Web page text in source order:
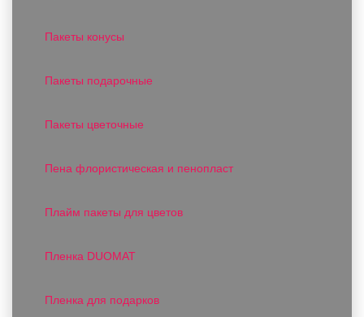
Пакеты конусы
Пакеты подарочные
Пакеты цветочные
Пена флористическая и пенопласт
Плайм пакеты для цветов
Пленка DUOMAT
Пленка для подарков